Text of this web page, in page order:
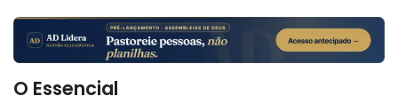
O Essencial